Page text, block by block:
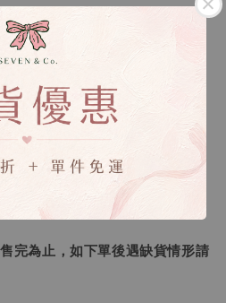
假日）寄出，如遇缺貨請見諒！
取消訂單（下標前請三思與看清
完為止，如下單後遇缺貨情形請